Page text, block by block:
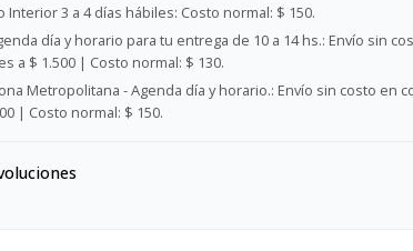
Interior 3 a 4 días hábiles: Costo normal: $ 150.
día y horario para tu entrega de 10 a 14 hs.: Envío sin
a $ 1.500 | Costo normal: $ 130.
Metropolitana - Agenda día y horario.: Envío sin costo en
| Costo normal: $ 150.